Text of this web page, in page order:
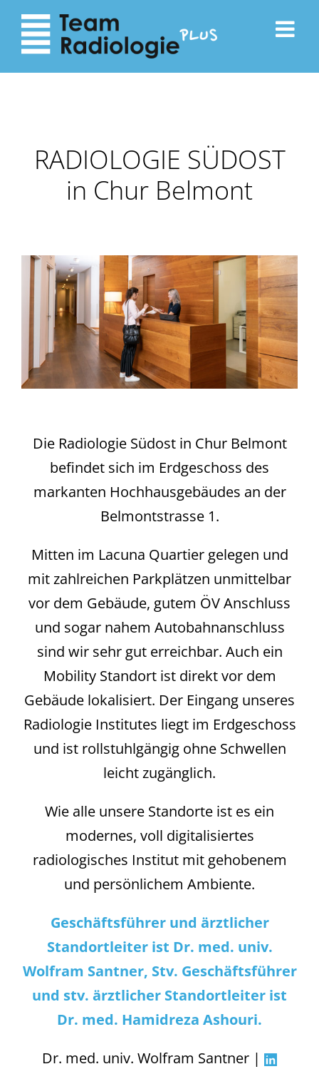
zum
Inhalt
Navigation
RADIOLOGIE SÜDOST
in Chur Belmont
Die Radiologie Südost in Chur Belmont
befindet sich im Erdgeschoss des
markanten Hochhausgebäudes an der
Belmontstrasse 1.
Mitten im Lacuna Quartier gelegen und
mit zahlreichen Parkplätzen unmittelbar
vor dem Gebäude, gutem ÖV Anschluss
und sogar nahem Autobahnanschluss
sind wir sehr gut erreichbar. Auch ein
Mobility Standort ist direkt vor dem
Gebäude lokalisiert. Der Eingang unseres
Radiologie Institutes liegt im Erdgeschoss
und ist rollstuhlgängig ohne Schwellen
leicht zugänglich.
Wie alle unsere Standorte ist es ein
modernes, voll digitalisiertes
radiologisches Institut mit gehobenem
und persönlichem Ambiente.
Geschäftsführer und ärztlicher
Standortleiterist Dr. med. univ.
Wolfram Santner, Stv. Geschäftsführer
und stv. ärztlicher Standortleiter ist
Dr. med. Hamidreza Ashouri.
Dr. med. univ. Wolfram Santner |